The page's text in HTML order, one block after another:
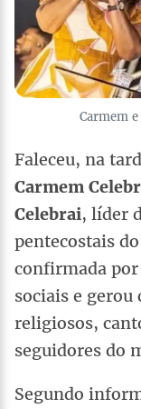
Carmem
Faleceu, na
Carmem
Celebrai, líder
pentecostais
confirmada
sociais e
religiosos,
seguidores do
Segundo